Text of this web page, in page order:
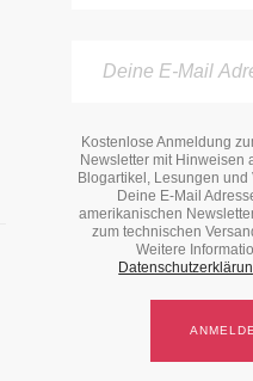
Kostenlose Anmeldung
Newsletter mit Hinweisen
Blogartikel, Lesungen und
Deine E-Mail
amerikanischen
zum technischen
Weitere